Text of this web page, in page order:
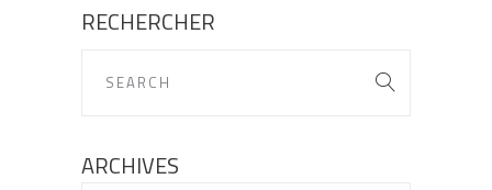
RECHERCHER
ARCHIVES